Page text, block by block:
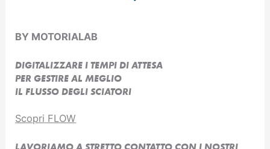
BY MOTORIALAB
DIGITALIZZARE I TEMPI DI ATTESA
PER GESTIRE AL MEGLIO
IL FLUSSO DEGLI SCIATORI
Scopri FLOW